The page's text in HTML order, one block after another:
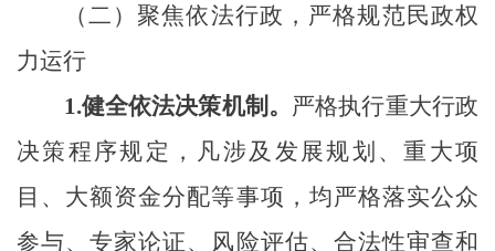
（二） 聚焦依法行政，严格规范民政权
力运行
1.健全依法决策机制。 严格执行重大行政
决策程序规定，凡涉及发展规划、重大项
目、大额资金分配等事项，均严格落实公众
参与、专家论证、风险评估、合法性审查和